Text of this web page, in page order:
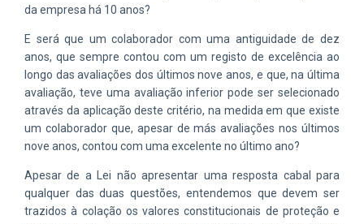
da empresa há 10 anos?
E será que um colaborador com uma antiguidade de dez
anos, que sempre contou com um registo de excelência ao
longo das avaliações dos últimos nove anos, e que, na última
avaliação, teve uma avaliação inferior pode ser selecionado
através da aplicação deste critério, na medida em que existe
um colaborador que, apesar de más avaliações nos últimos
nove anos, contou com uma excelente no último ano?
Apesar de a Lei não apresentar uma resposta cabal para
qualquer das duas questões, entendemos que devem ser
trazidos à colação os valores constitucionais de proteção e